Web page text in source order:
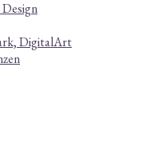
DigitalArt